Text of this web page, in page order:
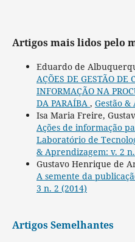
Artigos mais lidos pelo
Eduardo de
AÇÕES DE GESTÃO DE
INFORMAÇÃO NA
DA PARAÍBA , Gestão &
Isa Maria Freire,
Ações de informação
Laboratório de
& Aprendizagem: v. 2
Gustavo Henrique de
A semente da
3 n. 2 (2014)
Artigos Semelhantes